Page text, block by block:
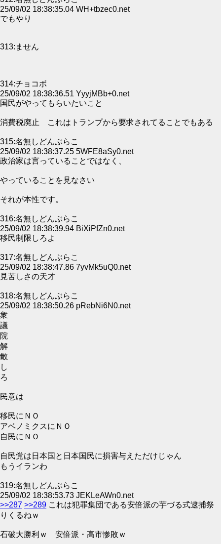
25/09/02 18:38:35.04 WH+tbzec0.net
でもやり
313:ません
314:チョコボ
25/09/02 18:38:36.51 YyyjMBb+0.net
国民がやってもらいたいこと
消費税廃止 これはトランプから要求されてることでもある
315:名無しどんぶらこ
25/09/02 18:38:37.25 5WFE8aSy0.net
政治家は言っていることではなく、
やっていることを見なさい
それが本性です。
316:名無しどんぶらこ
25/09/02 18:38:39.94 BiXiPfZn0.net
移民制限しろよ
317:名無しどんぶらこ
25/09/02 18:38:47.86 7yvMk5uQ0.net
見苦しさの天才
318:名無しどんぶらこ
25/09/02 18:38:50.26 pRebNi6N0.net
衆
議
院
解
散
し
ろ
民意は
移民にＮＯ
アベノミクスにＮＯ
自民にＮＯ
自民党は日本国と日本国民に損害与えただけじゃん
もうイランわ
319:名無しどんぶらこ
25/09/02 18:38:53.73 JEKLeAWn0.net
>>287 >>289 これは犯罪集団である安倍派の芋づる式逮捕祭
りくるねｗ
石破大勝利ｗ 安倍派・高市惨敗ｗ